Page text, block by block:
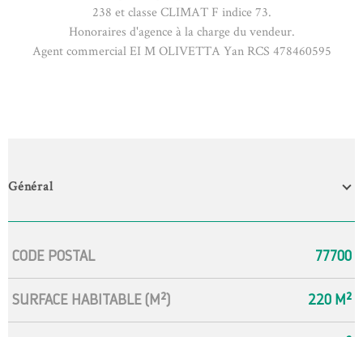
238 et classe CLIMAT F indice 73.
Honoraires d'agence à la charge du vendeur.
Agent commercial EI M OLIVETTA Yan RCS 478460595
Général
Caractérisque Valeurs
CODE POSTAL 77700
SURFACE HABITABLE (M²) 220 M²